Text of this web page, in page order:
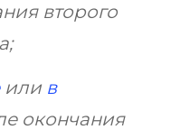
второго
или в
окончания